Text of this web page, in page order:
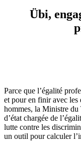
Übi,
Parce que l’égalité
et pour en finir avec les
hommes, la Ministre
d’état chargée de
lutte contre les
un outil pour calculer